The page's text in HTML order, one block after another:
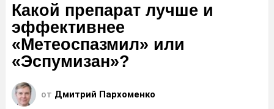
Какой препарат лучше и
эффективнее
«Метеоспазмил» или
«Эспумизан»?
от Дмитрий Пархоменко